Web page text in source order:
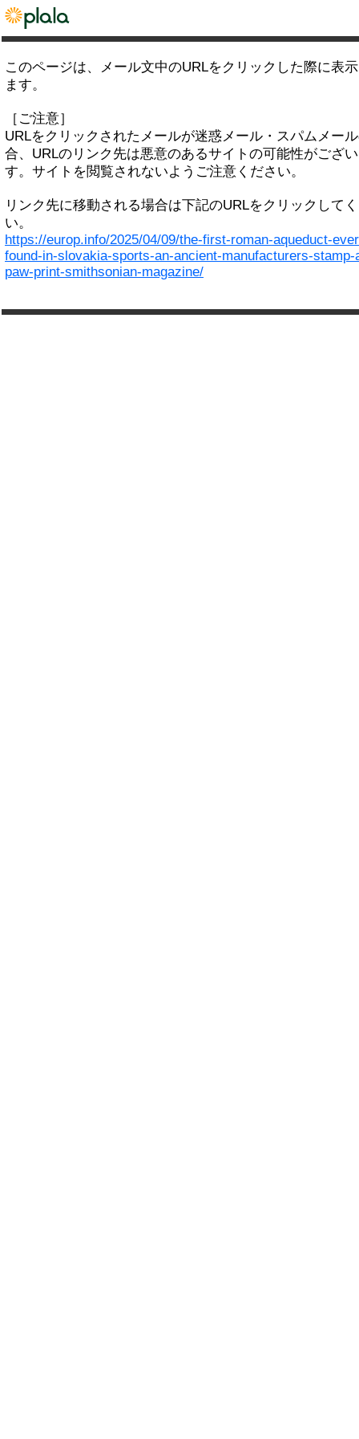
このページは、メール文中のURLをクリックした際に表
ます。
［ご注意］
URLをクリックされたメールが迷惑メール・スパムメー
合、URLのリンク先は悪意のあるサイトの可能性がござ
す。サイトを閲覧されないようご注意ください。
リンク先に移動される場合は下記のURLをクリックして
い。
https://europ.info/2025/04/09/the-first-roman-aqueduct-
found-in-slovakia-sports-an-ancient-manufacturers-stamp-
paw-print-smithsonian-magazine/